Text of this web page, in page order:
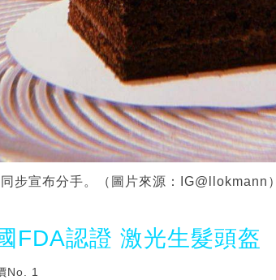
步宣布分手。（圖片來源：IG@llokmann）
FDA認證 激光生髮頭盔
No. 1